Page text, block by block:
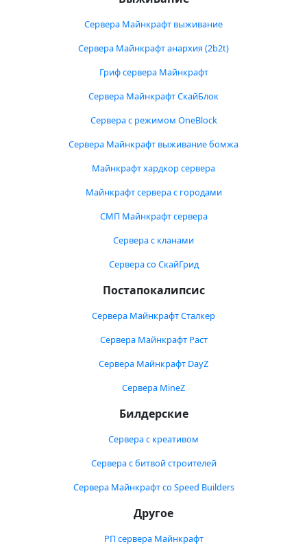
Сервера Майнкрафт выживание
Сервера Майнкрафт анархия (2b2t)
Гриф сервера Майнкрафт
Сервера Майнкрафт СкайБлок
Сервера с режимом OneBlock
Сервера Майнкрафт выживание бомжа
Майнкрафт хардкор сервера
Майнкрафт сервера с городами
СМП Майнкрафт сервера
Сервера с кланами
Сервера со СкайГрид
Постапокалипсис
Сервера Майнкрафт Сталкер
Сервера Майнкрафт Раст
Сервера Майнкрафт DayZ
Сервера MineZ
Билдерские
Сервера с креативом
Сервера с битвой строителей
Сервера Майнкрафт со Speed Builders
Другое
РП сервера Майнкрафт